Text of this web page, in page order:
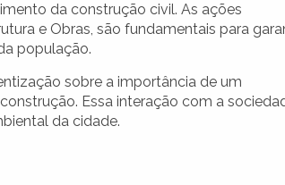
da construção civil. As ações
e Obras, são fundamentais para
população.
sobre a importância de um
Essa interação com a
da cidade.